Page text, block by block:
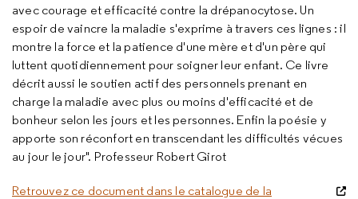
avec courage et efficacité contre la drépanocytose. Un
espoir de vaincre la maladie s'exprime à travers ces lignes : il
montre la force et la patience d'une mère et d'un père qui
luttent quotidiennement pour soigner leur enfant. Ce livre
décrit aussi le soutien actif des personnels prenant en
charge la maladie avec plus ou moins d'efficacité et de
bonheur selon les jours et les personnes. Enfin la poésie y
apporte son réconfort en transcendant les difficultés vécues
au jour le jour". Professeur Robert Girot
Retrouvez ce document dans le catalogue de la